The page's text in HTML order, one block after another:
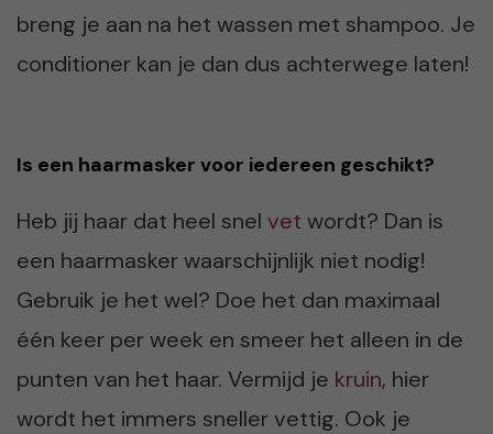
breng je aan na het wassen met shampoo. Je
conditioner kan je dan dus achterwege laten!
Is een haarmasker voor iedereen geschikt?
Heb jij haar dat heel snel vet wordt? Dan is
een haarmasker waarschijnlijk niet nodig!
Gebruik je het wel? Doe het dan maximaal
één keer per week en smeer het alleen in de
punten van het haar. Vermijd je kruin, hier
wordt het immers sneller vettig. Ook je